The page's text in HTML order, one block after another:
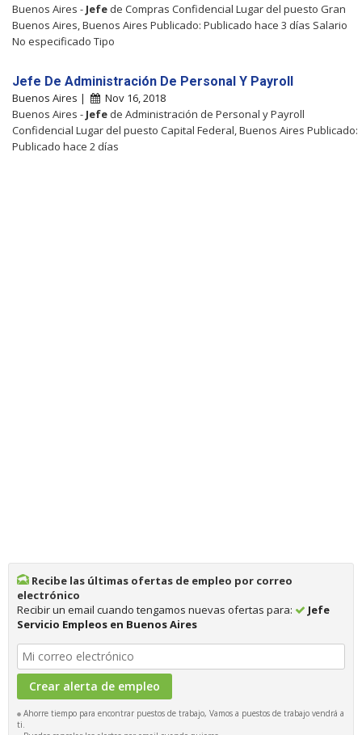
Buenos Aires - Jefe de Compras Confidencial Lugar del puesto Gran
Buenos Aires, Buenos Aires Publicado: Publicado hace 3 días Salario
No especificado Tipo
Jefe De Administración De Personal Y Payroll
Buenos Aires |
Nov 16, 2018
Buenos Aires - Jefe de Administración de Personal y Payroll
Confidencial Lugar del puesto Capital Federal, Buenos Aires Publicado:
Publicado hace 2 días
Recibe las últimas ofertas de empleo por correo
electrónico
Recibir un email cuando tengamos nuevas ofertas para:
Jefe
Servicio Empleos en Buenos Aires
Ahorre tiempo para encontrar puestos de trabajo, Vamos a puestos de trabajo vendrá a
ti.